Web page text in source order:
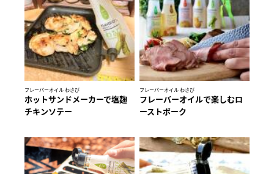
フレーバーオイル わさび
ホットサンドメーカーで塩麹
チキンソテー
フレーバーオイル わさび
フレーバーオイルで楽しむロ
ーストポーク